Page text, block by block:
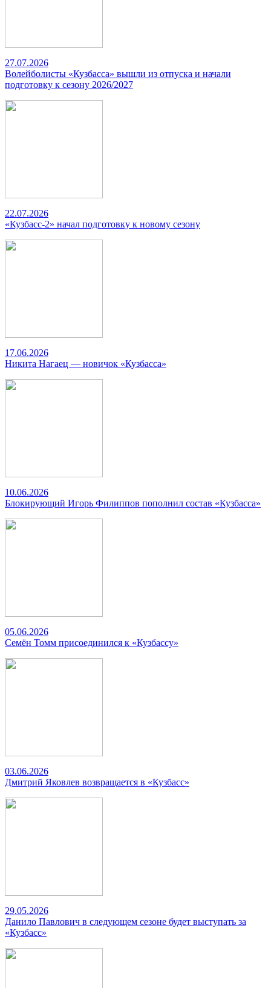
27.07.2026
Волейболисты «Кузбасса» вышли из отпуска и начали
подготовку к сезону 2026/2027
22.07.2026
«Кузбасс-2» начал подготовку к новому сезону
17.06.2026
Никита Нагаец — новичок «Кузбасса»
10.06.2026
Блокирующий Игорь Филиппов пополнил состав «Кузбасса»
05.06.2026
Семён Томм присоединился к «Кузбассу»
03.06.2026
Дмитрий Яковлев возвращается в «Кузбасс»
29.05.2026
Данило Павлович в следующем сезоне будет выступать за
«Кузбасс»